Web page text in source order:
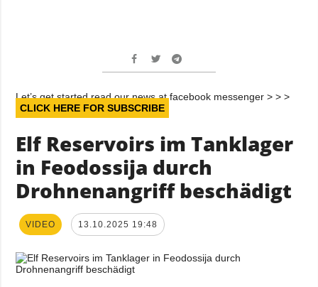
Let’s get started read our news at facebook messenger > > >
CLICK HERE FOR SUBSCRIBE
Elf Reservoirs im Tanklager
in Feodossija durch
Drohnenangriff beschädigt
VIDEO 13.10.2025 19:48